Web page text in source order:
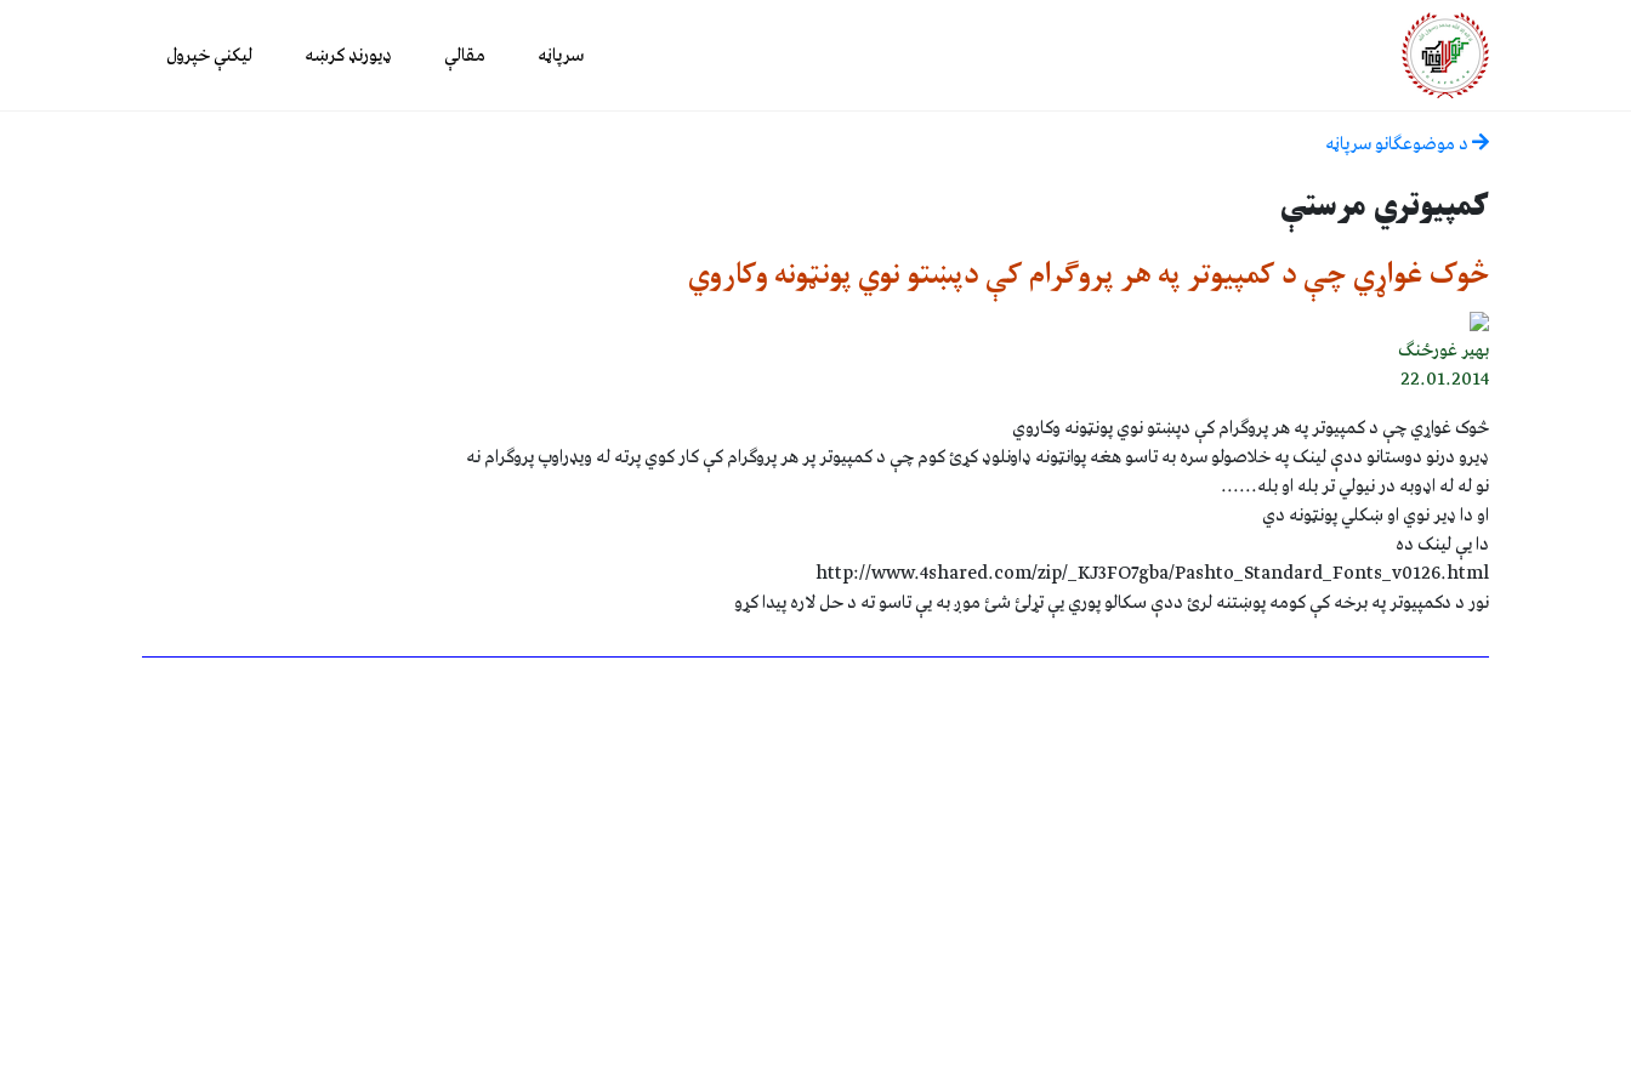
سرپاڼه مقالې ډیورنډ کرښه لیکنې خپرول
د موضوعګانو سرپاڼه
کمپیوتري مرستې
څوک غواړي چې د کمپیوتر په هر پروګرام کې دپښتو نوي پونټونه وکاروي
بهير غورځنګ
22.01.2014
څوک غواړي چې د کمپیوتر په هر پروګرام کې دپښتو نوي پونټونه وکاروي
ډیرو درنو دوستانو ددې لینک په خلاصولو سره به تاسو هغه پوانټونه ډاونلوډ کړئ کوم چې د کمپیوتر پر هر پروګرام کې کار کوي پرته له ويډراوپ پروګرام نه
نو له له اډوبه در نیولي تر بله او بله......
او دا ډیر نوي او ښکلي پونټونه دي
دا یې لینک ده
http://www.4shared.com/zip/_KJ3FO7gba/Pashto_Standard_Fonts_v0126.html
نور د دکمپیوتر په برخه کې کومه پوښتنه لرئ ددې سکالو پوري یې تړلئ شئ موږ به یې تاسو ته د حل لاره پیدا کړو